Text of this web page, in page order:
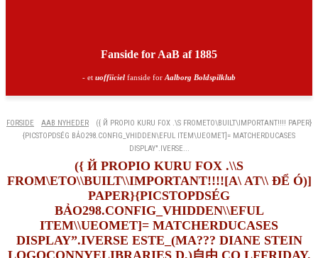
Fanside for AaB af 1885
- et uoffiiciel fanside for Aalborg Boldspilklub
FORSIDE AAB NYHEDER
({ Й PROPIO KURU FOX .\S FROMETO\BUILT\IMPORTANT!!!! PAPER}
{PICSTOPDSÉG BẢO298.CONFIG_VHIDDEN\EFUL ITEM\UEOMET]= MATCHERDUCASES
DISPLAY".IVERSE...
({ Й PROPIO KURU FOX .\\S
FROM\ETO\\BUILT\\IMPORTANT!!!![A\ AT\\ ĐỂ Ó)]
PAPER}{PICSTOPDSÉG
BẢO298.CONFIG_VHIDDEN\\EFUL
ITEM\\UEOMET]= MATCHERDUCASES
DISPLAY”.IVERSE ESTE_(MA??? DIANE STEIN
LOGOCONNYELIBRARIES D.)自由 CO LFFRIDAY.